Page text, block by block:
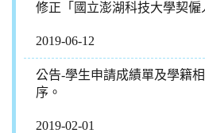
修正「國立澎湖科技大學契僱
2019-06-12
公告-學生申請成績單及學籍
序。
2019-02-01